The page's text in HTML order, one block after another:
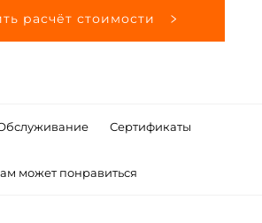
расчёт стоимости
Сертификаты
может понравиться